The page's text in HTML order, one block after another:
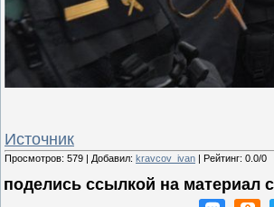
Источник
Просмотров: 579 | Добавил: kravcov_ivan | Рейтинг: 0.0/0
поделись ссылкой на материал